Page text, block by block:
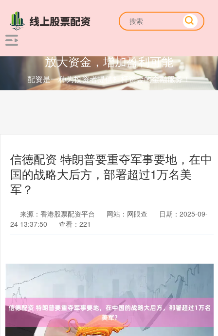
放大资金，增加盈利可能
配资是一种为投资者提供杠杆资金的金融服务！
信德配资 特朗普要重夺军事要地，在中
国的战略大后方，部署超过1万名美
军？
来源：香港股票配资平台 网站：网眼查
日期：2025-09-
24 13:37:50
查看：221